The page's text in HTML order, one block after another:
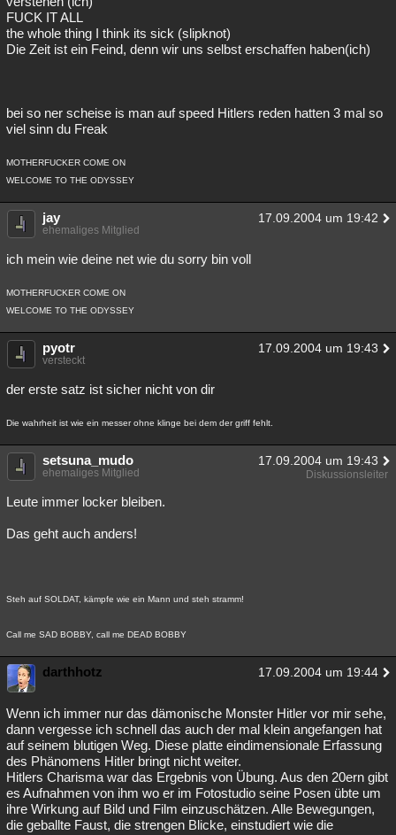
FUCK IT ALL
the whole thing I think its sick (slipknot)
Die Zeit ist ein Feind, denn wir uns selbst erschaffen haben(ich)
bei so ner scheise is man auf speed Hitlers reden hatten 3 mal so
viel sinn du Freak
MOTHERFUCKER COME ON
WELCOME TO THE ODYSSEY
jay 17.09.2004 um 19:42
ehemaliges Mitglied
ich mein wie deine net wie du sorry bin voll
MOTHERFUCKER COME ON
WELCOME TO THE ODYSSEY
pyotr 17.09.2004 um 19:43
versteckt
der erste satz ist sicher nicht von dir
Die wahrheit ist wie ein messer ohne klinge bei dem der griff fehlt.
setsuna_mudo 17.09.2004 um 19:43
ehemaliges Mitglied Diskussionsleiter
Leute immer locker bleiben.
Das geht auch anders!
Steh auf SOLDAT, kämpfe wie ein Mann und steh stramm!
Call me SAD BOBBY, call me DEAD BOBBY
darthhotz 17.09.2004 um 19:44
Wenn ich immer nur das dämonische Monster Hitler vor mir sehe,
dann vergesse ich schnell das auch der mal klein angefangen hat
auf seinem blutigen Weg. Diese platte eindimensionale Erfassung
des Phänomens Hitler bringt nicht weiter.
Hitlers Charisma war das Ergebnis von Übung. Aus den 20ern gibt
es Aufnahmen von ihm wo er im Fotostudio seine Posen übte um
ihre Wirkung auf Bild und Film einzuschätzen. Alle Bewegungen,
die geballte Faust, die strengen Blicke, einstudiert wie die